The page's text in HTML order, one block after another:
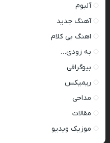
آلبوم
آهنگ جدید
اهنگ بی کلام
به زودی…
بیوگرافی
ریمیکس
مداحی
مقالات
موزیک ویدیو